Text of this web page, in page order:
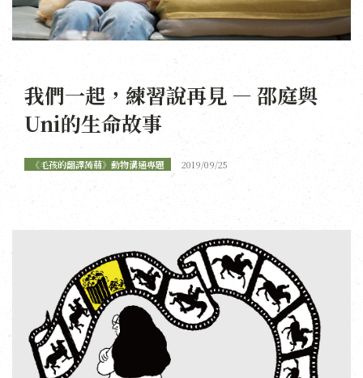
我們一起，練習說再見 — 邵庭與
Uni的生命故事
《毛孩的翻譯蒟蒻》動物溝通專題 2019/09/25